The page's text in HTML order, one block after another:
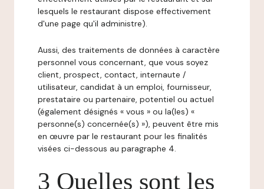
lesquels le restaurant dispose effectivement
d'une page qu'il administre).
Aussi, des traitements de données à caractère
personnel vous concernant, que vous soyez
client, prospect, contact, internaute /
utilisateur, candidat à un emploi, fournisseur,
prestataire ou partenaire, potentiel ou actuel
(également désignés « vous » ou la(les) «
personne(s) concernée(s) »), peuvent être mis
en œuvre par le restaurant pour les finalités
visées ci-dessous au paragraphe 4.
3 Quelles sont les